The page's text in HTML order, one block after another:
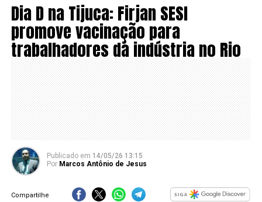
Dia D na Tijuca: Firjan SESI
promove vacinação para
trabalhadores da indústria no Rio
Publicado em 14/05/26 13:15
Por Marcos Antônio de Jesus
Compartilhe